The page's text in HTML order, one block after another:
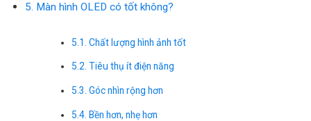
5. Màn hình OLED có tốt không?
5.1. Chất lượng hình ảnh tốt
5.2. Tiêu thụ ít điện năng
5.3. Góc nhìn rộng hơn
5.4. Bền hơn, nhẹ hơn